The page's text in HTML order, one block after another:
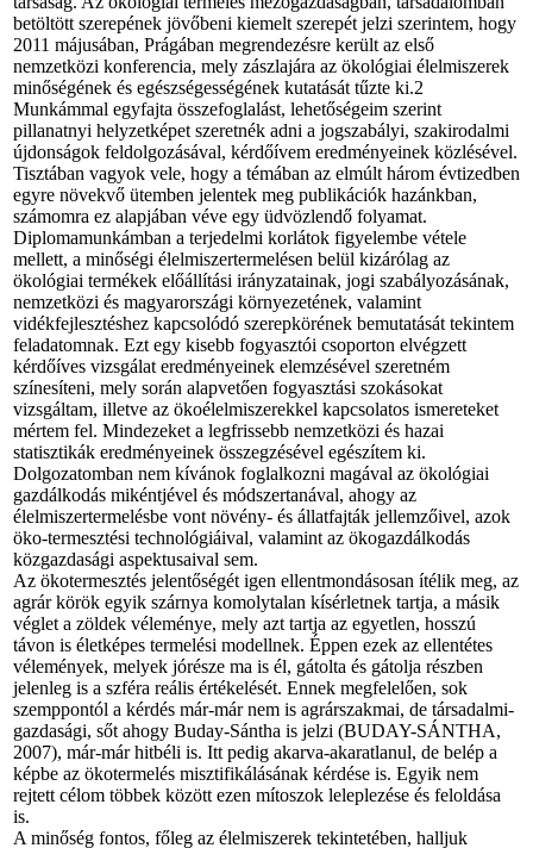
betöltött szerepének jövőbeni kiemelt szerepét jelzi szerintem, hogy
2011 májusában, Prágában megrendezésre került az első
nemzetközi konferencia, mely zászlajára az ökológiai élelmiszerek
minőségének és egészségességének kutatását tűzte ki.2
Munkámmal egyfajta összefoglalást, lehetőségeim szerint
pillanatnyi helyzetképet szeretnék adni a jogszabályi, szakirodalmi
újdonságok feldolgozásával, kérdőívem eredményeinek közlésével.
Tisztában vagyok vele, hogy a témában az elmúlt három évtizedben
egyre növekvő ütemben jelentek meg publikációk hazánkban,
számomra ez alapjában véve egy üdvözlendő folyamat.
Diplomamunkámban a terjedelmi korlátok figyelembe vétele
mellett, a minőségi élelmiszertermelésen belül kizárólag az
ökológiai termékek előállítási irányzatainak, jogi szabályozásának,
nemzetközi és magyarországi környezetének, valamint
vidékfejlesztéshez kapcsolódó szerepkörének bemutatását tekintem
feladatomnak. Ezt egy kisebb fogyasztói csoporton elvégzett
kérdőíves vizsgálat eredményeinek elemzésével szeretném
színesíteni, mely során alapvetően fogyasztási szokásokat
vizsgáltam, illetve az ökoélelmiszerekkel kapcsolatos ismereteket
mértem fel. Mindezeket a legfrissebb nemzetközi és hazai
statisztikák eredményeinek összegzésével egészítem ki.
Dolgozatomban nem kívánok foglalkozni magával az ökológiai
gazdálkodás mikéntjével és módszertanával, ahogy az
élelmiszertermelésbe vont növény- és állatfajták jellemzőivel, azok
öko-termesztési technológiáival, valamint az ökogazdálkodás
közgazdasági aspektusaival sem.
Az ökotermesztés jelentőségét igen ellentmondásosan ítélik meg, az
agrár körök egyik szárnya komolytalan kísérletnek tartja, a másik
véglet a zöldek véleménye, mely azt tartja az egyetlen, hosszú
távon is életképes termelési modellnek. Éppen ezek az ellentétes
vélemények, melyek jórésze ma is él, gátolta és gátolja részben
jelenleg is a szféra reális értékelését. Ennek megfelelően, sok
szemppontól a kérdés már-már nem is agrárszakmai, de társadalmi-
gazdasági, sőt ahogy Buday-Sántha is jelzi (BUDAY-SÁNTHA,
2007), már-már hitbéli is. Itt pedig akarva-akaratlanul, de belép a
képbe az ökotermelés misztifikálásának kérdése is. Egyik nem
rejtett célom többek között ezen mítoszok leleplezése és feloldása
is.
A minőség fontos, főleg az élelmiszerek tekintetében, halljuk